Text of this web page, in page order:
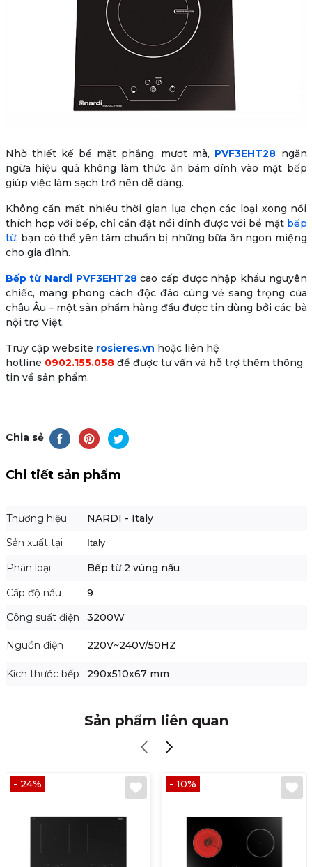
Nhờ thiết kế bề mặt phẳng, mượt mà, PVF3EHT28 ngăn
ngừa hiệu quả không làm thức ăn bám dính vào mặt bếp
giúp việc làm sạch trở nên dễ dàng.
Không cần mất nhiều thời gian lựa chọn các loại xong nồi
thích hợp với bếp, chỉ cần đặt nồi dính được với bề mặt bếp
từ, bạn có thể yên tâm chuẩn bị những bữa ăn ngon miệng
cho gia đình.
Bếp từ Nardi PVF3EHT28cao cấp được nhập khẩu nguyên
chiếc, mang phong cách độc đáo cùng vẻ sang trọng của
châu Âu – một sản phẩm hàng đầu được tin dùng bởi các bà
nội trợ Việt.
Truy cập website rosieres.vn hoặc liên hệ
hotline 0902.155.058 để được tư vấn và hỗ trợ thêm thông
tin về sản phẩm.
Chia sẻ
Chi tiết sản phẩm
Thương hiệu
NARDI - Italy
Sản xuất tại
Italy
Phân loại
Bếp từ 2 vùng nấu
Cấp độ nấu
9
Công suất điện
3200W
Nguồn điện 220V~240V/50HZ
Kích thước bếp 290x510x67 mm
Sản phẩm liên quan
- 24% - 10%